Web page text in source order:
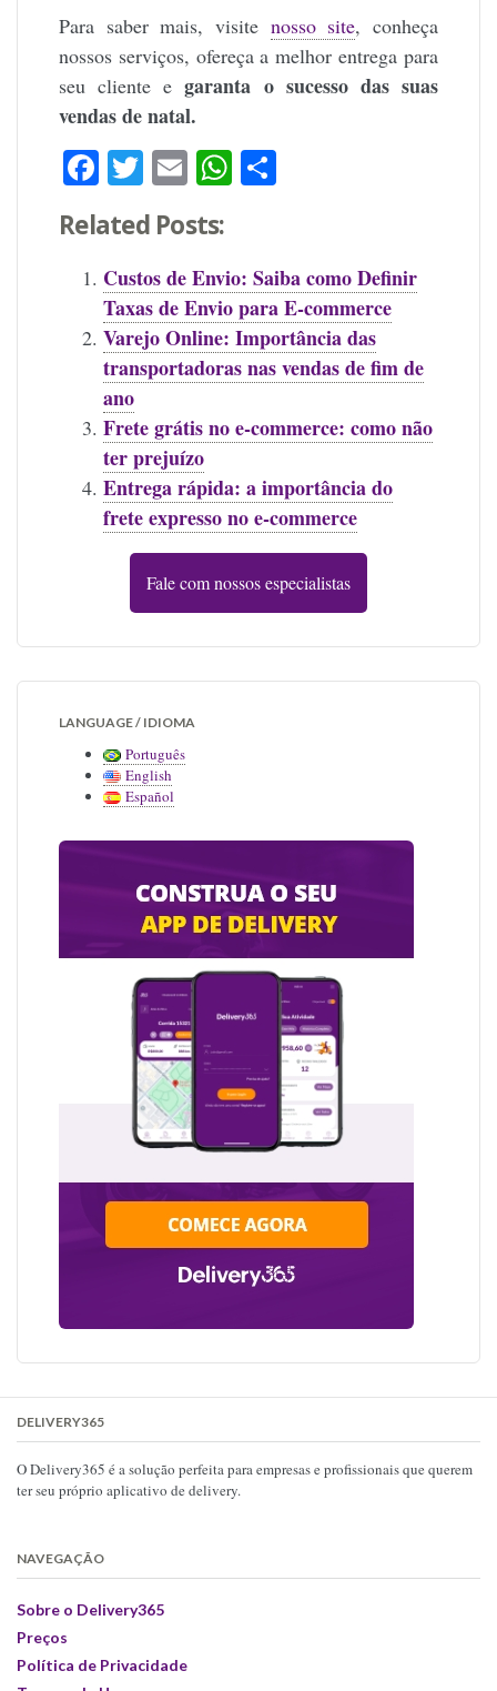
Para saber mais, visite nosso site, conheça
nossos serviços, ofereça a melhor entrega para
seu cliente e garanta o sucesso das suas
vendas de natal.
Facebook
Twitter
EmailWhatsApp
Related Posts:
Custos de Envio: Saiba como Definir
Taxas de Envio para E-commerce
Varejo Online: Importância das
transportadoras nas vendas de fim de
ano
Frete grátis no e-commerce: como não
ter prejuízo
Entrega rápida: a importância do
frete expresso no e-commerce
Fale com nossos especialistas
LANGUAGE / IDIOMA
Português
English
Español
DELIVERY365
O Delivery365 é a solução perfeita para empresas e profissionais que querem
ter seu próprio aplicativo de delivery.
NAVEGAÇÃO
Sobre o Delivery365
Preços
Política de Privacidade